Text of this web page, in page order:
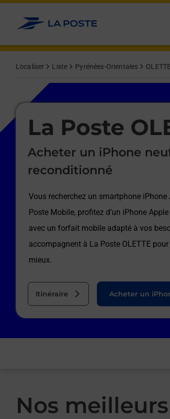
Allez au contenu
Localiser Liste Pyrénées-Orientales
La Poste
Acheter un iPhone
reconditionné
Vous recherchez un smartphone iPhone
Poste Mobile, profitez d’un iPhone
avec un forfait mobile adapté à vos
accompagnent à La Poste OLETTE
mieux.
Itinéraire
Le lien s'ouvre dans un nouvel onglet
Acheter un
Nos
Le lien s'ouvre dans un nouvel onglet
Afficher ou masquer la réponse
Afficher ou masquer la réponse
Afficher ou masquer la réponse
Afficher ou masquer la réponse
Afficher ou masquer la réponse
Afficher ou masquer la réponse